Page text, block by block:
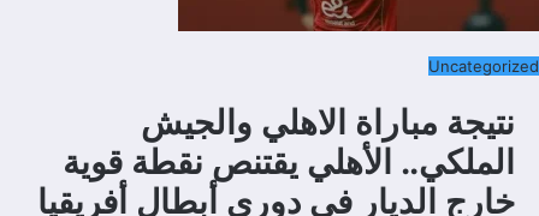
Uncategorized
نتيجة مباراة الاهلي والجيش
الملكي.. الأهلي يقتنص نقطة قوية
خارج الديار في دوري أبطال أفريقيا